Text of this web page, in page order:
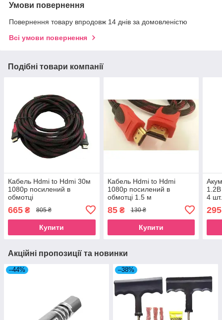
Умови повернення
Повернення товару впродовж 14 днів за домовленістю
Всі умови повернення
Подібні товари компанії
Кабель Hdmi to Hdmi 30м
1080p посилений в
обмотці
665 ₴ 805 ₴
Купити
Кабель Hdmi to Hdmi
1080p посилений в
обмотці 1.5 м
85₴ 130 ₴
Купити
4 шт.
295
Акційні пропозиції та новинки
–44% –38%